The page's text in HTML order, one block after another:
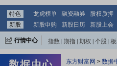
特色 龙虎榜单 融资融券 股权质押
新股
新股申购 新股日历 新股上会
行情中心 指数 期指 期权 个股
东方财富网 > 数据